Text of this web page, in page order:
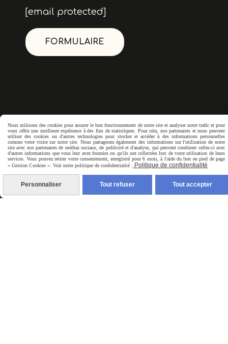
[email protected]
FORMULAIRE
Newsletter
Nous utilisons des cookies pour assurer le bon fonctionnement de notre site et analyser notre trafic et pour
vous offrir une meilleure expérience à des fins de statistiques. Pour cela, nos partenaires et nous peuvent
utiliser des cookies ou d'autres technologies pour stocker et accéder à des informations personnelles
comme votre visite sur notre site. Nous partageons également des informations sur l'utilisation de notre
site avec nos partenaires de médias sociaux, de publicité et d'analyse, qui peuvent combiner celles-ci avec
d'autres informations que vous leur avez fournies ou qu'ils ont collectées lors de votre utilisation de leurs
services. Vous pouvez retirer votre consentement, enregistré pour 6 mois, à l'aide du lien en pied de page
« Gestion Cookies ». Voir notre politique de confidentialité : Politique de confidentialité
Personnaliser Tout refuser Tout accepter